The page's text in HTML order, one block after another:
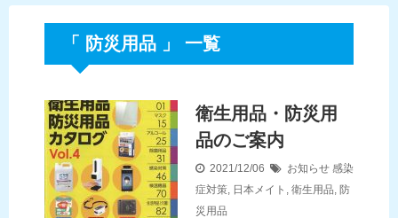
「 防災用品 」 一覧
衛生用品・防災用
品のご案内
2021/12/06 お知らせ 感染
症対策 日本メイト 衛生用品 防
災用品